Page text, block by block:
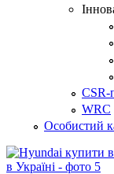
CSR-
WRC
Особистий